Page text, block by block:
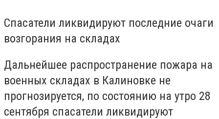
Спасатели ликвидируют последние очаги
возгорания на складах
Дальнейшее распространение пожара на
военных складах в Калиновке не
прогнозируется, по состоянию на утро 28
сентября спасатели ликвидируют